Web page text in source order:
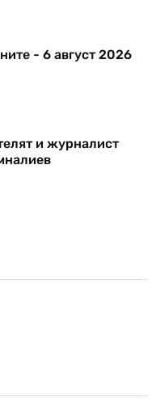
- 6 август 2026
и журналист